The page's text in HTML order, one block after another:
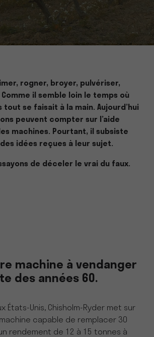
rogner, broyer, pulvériser,
il semble loin le temps où
tout se faisait à la main. Aujourd’hui
peuvent compter sur l’aide
machines. Pourtant, il subsiste
idées reçues à leur sujet.
de déceler le vrai du faux.
machine à vendanger
des années 60.
États-Unis, Chisholm-Ryder met sur
capable de remplacer 30
rendement de 12 à 15 tonnes à